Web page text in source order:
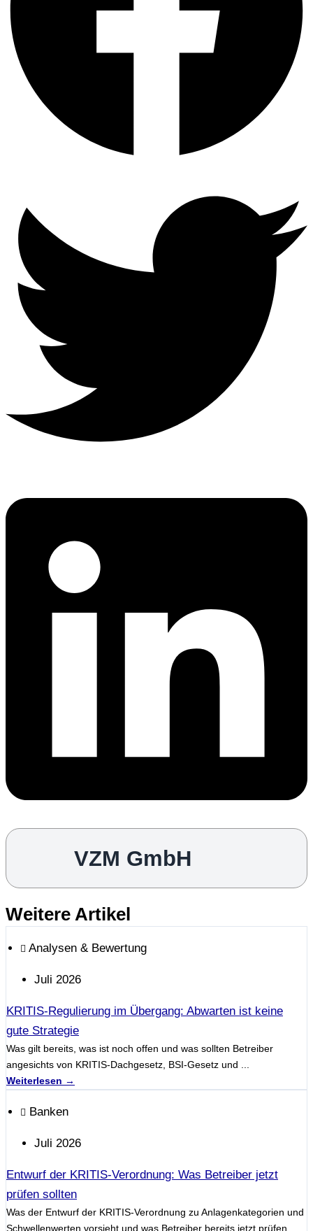
VZM GmbH
Weitere Artikel
Analysen & Bewertung
Juli 2026
KRITIS-Regulierung im Übergang: Abwarten ist keine
gute Strategie
Was gilt bereits, was ist noch offen und was sollten Betreiber
angesichts von KRITIS-Dachgesetz, BSI-Gesetz und ...
Weiterlesen →
Banken
Juli 2026
Entwurf der KRITIS-Verordnung: Was Betreiber jetzt
prüfen sollten
Was der Entwurf der KRITIS-Verordnung zu Anlagenkategorien und
Schwellenwerten vorsieht und was Betreiber bereits jetzt prüfen ...